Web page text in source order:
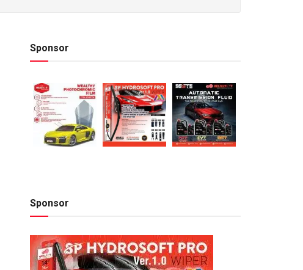
Sponsor
Sponsor